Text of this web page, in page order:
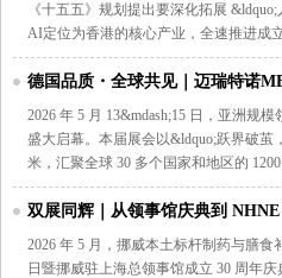
《十五五》规划提出要深化拓展
AI定位为香港的核心产业，全速推进成
德国品质・全球共见｜迈瑞特诺
2026 年 5 月 13&mdash;15 日，亚洲规
盛大启幕。本届展会以&ldquo;跃界破茧
米，汇聚全球 30 多个国家和地区的
双展同辉｜从领事馆庆典到
2026 年 5 月，挪威本土标杆制药与膳食
日暨挪威驻上海总领事馆成立 30 周年